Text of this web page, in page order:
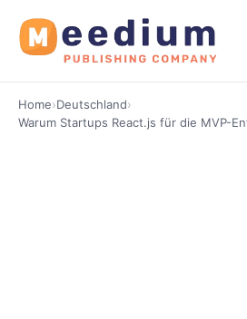
Home›Deutschland›
Warum Startups React.js für die MVP-